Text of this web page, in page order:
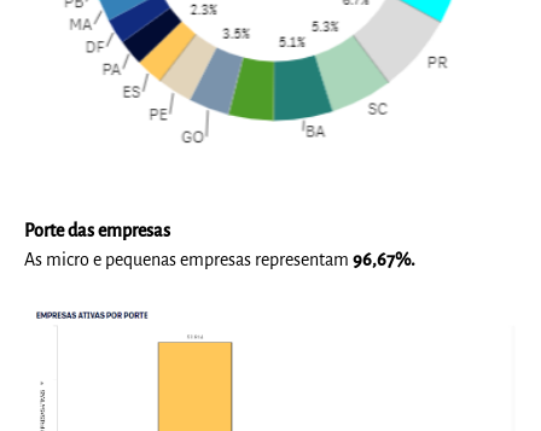
Porte das empresas
As micro e pequenas empresas representam96,67%.